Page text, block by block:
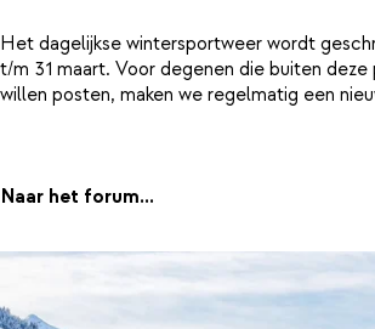
Het dagelijkse wintersportweer wordt
t/m 31 maart. Voor degenen die buiten
willen posten, maken we regelmatig een
Naar het forum...